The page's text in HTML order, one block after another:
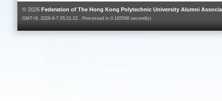
© 2026 Federation of The Hong Kong Polytechnic University Alumni
GMT+8, 2026-8-7 05:21:22 , Processed in 0.165598 second(s)